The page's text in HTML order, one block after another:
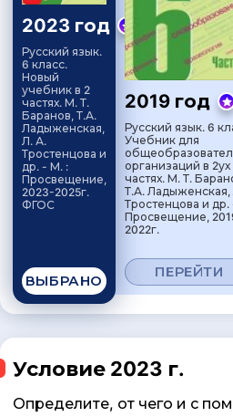
2023 год
Русский язык.
6 класс.
Новый
учебник в 2
частях. М. Т.
Баранов, Т.А.
Ладыженская,
Л. А.
Тростенцова и
др. - М. :
Просвещение,
2023-2025г.
ФГОС
ВЫБРАНО
2019 год
Русский язык. 6
Учебник для
организаций в 2ух
частях. М. Т.
Т.А. Ладыженская,
Тростенцова и
Просвещение,
2022г.
ПЕРЕЙТИ
Условие 2023 г.
Определите, от чего и с